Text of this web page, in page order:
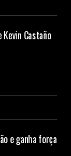
Castaño
e ganha força